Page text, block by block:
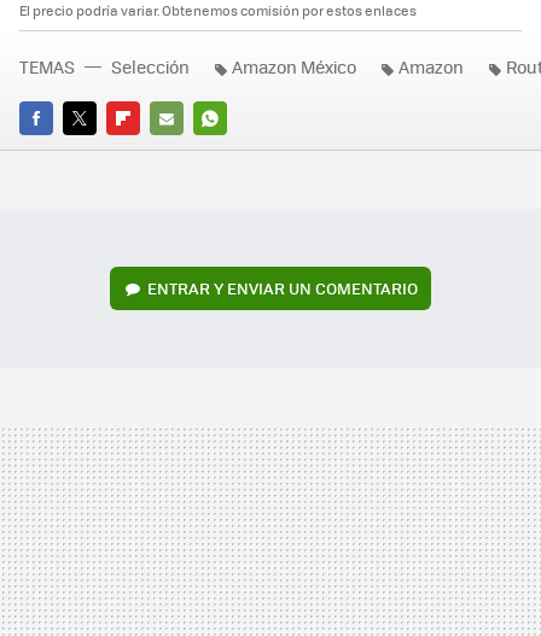
El precio podría variar. Obtenemos comisión por estos enlaces
FACEBOOK
TWITTERFLIPBOARD
E-
WHATSAPP
TEMAS Selección Amazon México Amazon
ENTRAR Y ENVIAR UN COMENTARIO